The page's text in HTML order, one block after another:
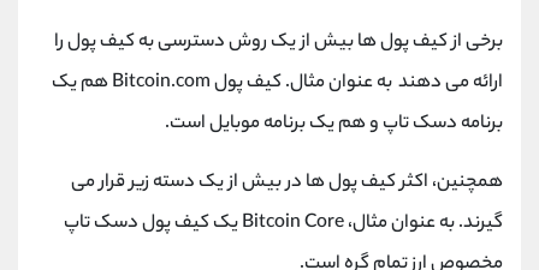
برخی از کیف پول ها بیش از یک روش دسترسی به کیف پول را
ارائه می دهند به عنوان مثال. کیف پول Bitcoin.com هم یک
برنامه دسک تاپ و هم یک برنامه موبایل است.
همچنین، اکثر کیف پول ها در بیش از یک دسته زیر قرار می
گیرند. به عنوان مثال، Bitcoin Core یک کیف پول دسک تاپ